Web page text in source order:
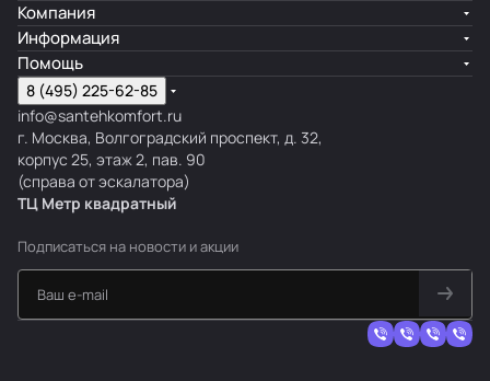
Компания
Информация
Помощь
8 (495) 225-62-85
info@santehkomfort.ru
г. Москва, Волгоградский проспект, д. 32,
корпус 25, этаж 2, пав. 90
(справа от эскалатора)
ТЦ Метр квадратный
Подписаться на новости и акции